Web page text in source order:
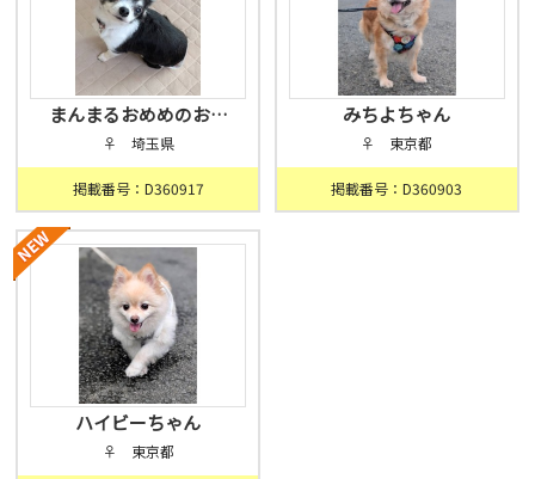
まんまるおめめのお…
♀ 埼玉県
掲載番号：D360917
みちよちゃん
♀ 東京都
掲載番号：D360903
ハイビーちゃん
♀ 東京都